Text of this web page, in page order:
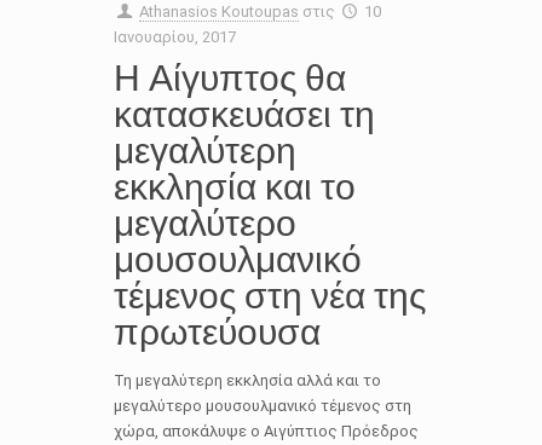
Athanasios Koutoupas στις
10
Ιανουαρίου, 2017
Η Αίγυπτος θα
κατασκευάσει τη
μεγαλύτερη
εκκλησία και το
μεγαλύτερο
μουσουλμανικό
τέμενος στη νέα της
πρωτεύουσα
Τη μεγαλύτερη εκκλησία αλλά και το
μεγαλύτερο μουσουλμανικό τέμενος στη
χώρα, αποκάλυψε ο Αιγύπτιος Πρόεδρος